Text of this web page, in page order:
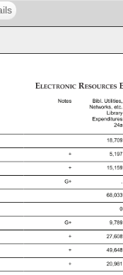
Electronic










